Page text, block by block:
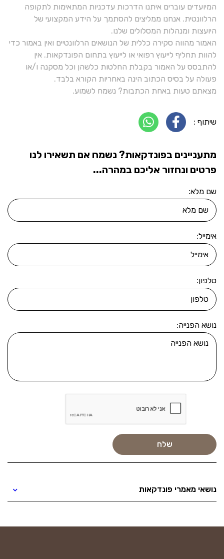
המיועדים עוברים איתנו הדרכות עדכניות המתאימות לתקופה
הרלוונטית. אנחנו ממליצים להסתמך על הידע המקצועי של
היועצות ומנהלות המסלולים שלנו.
האמור מהווה סקירה כללית של הנושאים הרלוונטיים ואין באמור כדי
להוות תחליף לייעוץ רפואי או לייעוץ בתחום הפונדקאות. אין
להתבסס על האמור בקבלת החלטות כלשהן וכל מסקנה ו/או
פעולה על בסיס הכתוב הינה באחריות הקורא בלבד.
מצאתם טעות באחת הכתבות? נשמח לשמוע.
שיתוף :
מתעניינים בפונדקאות? נשמח אם תשאירו לנו
פרטים ונחזור אליכם במהרה...
שם מלא:
אימייל:
טלפון:
נושא הפנייה:
נושאי מאמרי פונדקאות